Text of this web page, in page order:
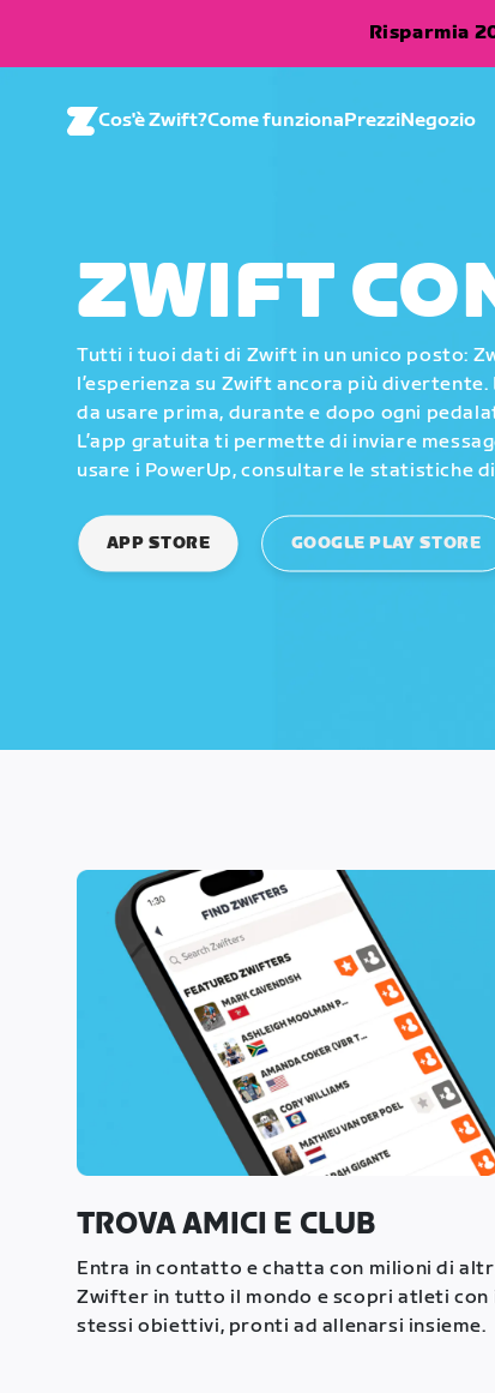
Risparmia
Cos'è Zwift?Come funzionaPrezziNegozio
ZWIFT
Tutti i tuoi dati di Zwift in un unico posto:
l’esperienza su Zwift ancora più
da usare prima, durante e dopo ogni
L’app gratuita ti permette di inviare
usare i PowerUp, consultare le statistiche
APP STORE GOOGLE PLAY STORE
TROVA AMICI E CLUB
Entra in contatto e chatta con milioni di
Zwifter in tutto il mondo e scopri atleti con
stessi obiettivi, pronti ad allenarsi insieme.